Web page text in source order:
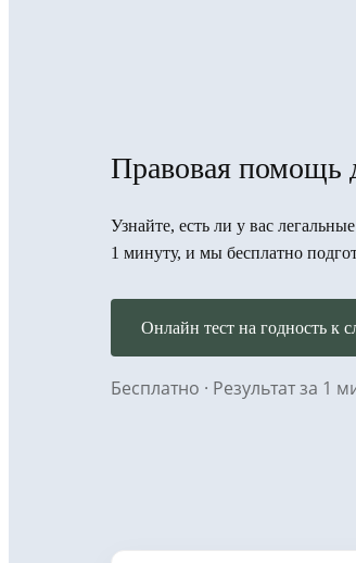
Правовая помощь
Узнайте, есть ли у вас
1 минуту, и мы бесплатно
Онлайн тест на годность к
Бесплатно · Результат за 1